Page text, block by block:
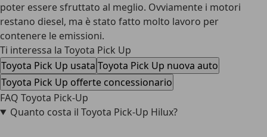
poter essere sfruttato al meglio. Ovviamente i motori
restano diesel, ma è stato fatto molto lavoro per
contenere le emissioni.
Ti interessa la Toyota Pick Up
Toyota Pick Up usata Toyota Pick Up nuova auto
Toyota Pick Up offerte concessionario
FAQ Toyota Pick-Up
Quanto costa il Toyota Pick-Up Hilux?